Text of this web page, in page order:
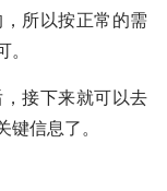
所以按正常的需
。
接下来就可以去
键信息了。